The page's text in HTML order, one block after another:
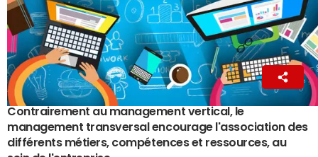
La Rédaction
28 juin 2022 08:56
Contrairement au management vertical, le
management transversal encourage l'association des
différents métiers, compétences et ressources, au